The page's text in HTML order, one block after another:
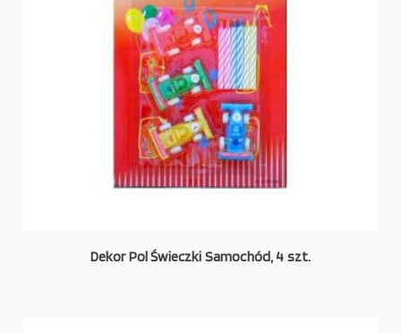
Dekor Pol Świeczki Samochód, 4 szt.